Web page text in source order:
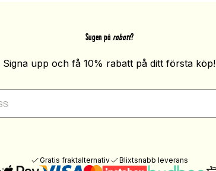
Sugen på rabatt?
Signa upp och få 10% rabatt på ditt första köp!
Gratis fraktalternativ Blixtsnabb leverans